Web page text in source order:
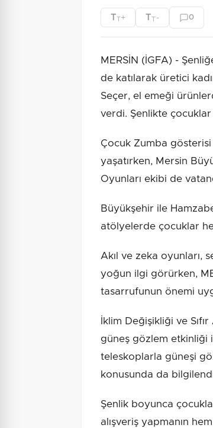
TT+ TT - 0
MERSİN (İGFA) -
de katılarak üretici
Seçer, el emeği
verdi. Şenlikte
Çocuk Zumba
yaşatırken, Mersin
Oyunları ekibi de
Büyükşehir ile
atölyelerde çocuklar
Akıl ve zeka oyunları,
yoğun ilgi görürken,
tasarrufunun önemi
İklim Değişikliği ve
güneş gözlem etkinliği
teleskoplarla güneşi
konusunda da
Şenlik boyunca
alışveriş yapmanın